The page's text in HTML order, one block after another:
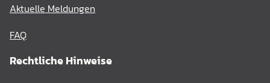
Aktuelle Meldungen
FAQ
Rechtliche Hinweise